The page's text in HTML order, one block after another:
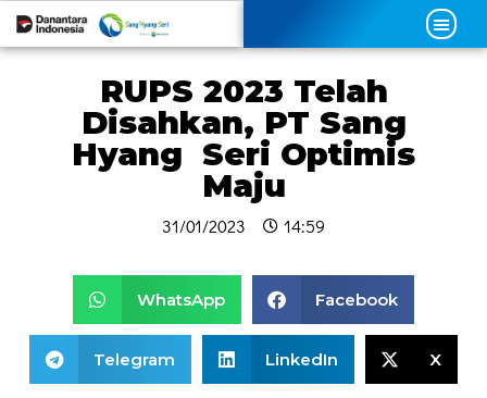
RUPS 2023 Telah
Disahkan, PT Sang
Hyang Seri Optimis
Maju
31/01/2023 14:59
WhatsApp Facebook
Telegram LinkedIn X